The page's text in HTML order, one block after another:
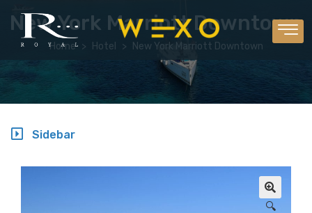
New York Marriott Downtown
Home Hotel New York Marriott Downtown
🔍
Sidebar